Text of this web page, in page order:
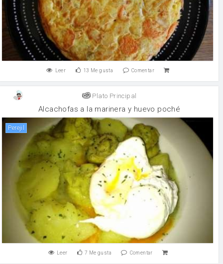
Leer 13 Me gusta Comentar
Plato Principal
Alcachofas a la marinera y huevo poché
perejil
Leer 7 Me gusta Comentar